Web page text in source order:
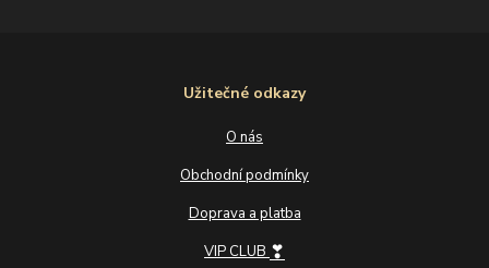
Užitečné odkazy
O nás
Obchodní podmínky
Doprava a platba
VIP CLUB ❣